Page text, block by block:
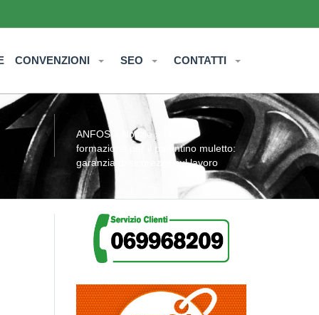
CONVENZIONI SEO CONTATTI
ANFOS» Notizie» Corsi di
formazione per il patentino muletto:
garanzia di sicurezza sul lavoro